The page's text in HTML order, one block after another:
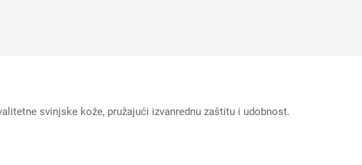
svinjske kože, pružajući izvanrednu zaštitu i udobnost.